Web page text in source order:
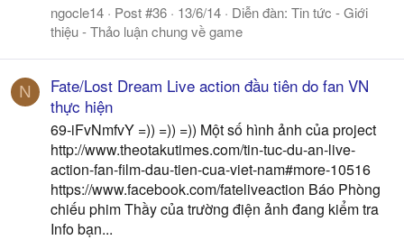
ngocle14 Post #36 13/6/14 Diễn đàn: Tin tức - Giới
thiệu - Thảo luận chung về game
N
Fate/Lost Dream Live action đầu tiên do fan VN
thực hiện
69-iFvNmfvY =)) =)) =)) Một số hình ảnh của project
http://www.theotakutimes.com/tin-tuc-du-an-live-
action-fan-film-dau-tien-cua-viet-nam#more-10516
https://www.facebook.com/fateliveaction Báo Phòng
chiếu phim Thầy của trường điện ảnh đang kiểm tra
Info bạn...